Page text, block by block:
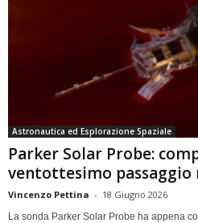
Astronautica ed Esplorazione Spaziale
Parker Solar Probe:
ventottesimo passaggio
Vincenzo Pettina - 18 Giugno 2026
La sonda Parker Solar Probe ha appena